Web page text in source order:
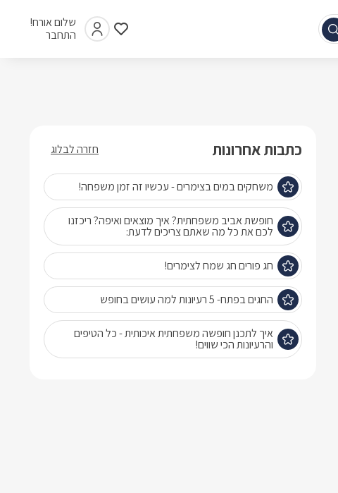
שלום אורח!
התחבר
כתבות אחרונות
משחקים במים בצימרים - עכשיו זה זמן משפחה!
חופשת אביב משפחתית? איך מוצאים ואיפה? ריכזנו
לכם את כל מה שאתם צריכים לדעת:
חג פורים חג שמח לצימרים!
החגים בפתח- 5 רעיונות למה עושים בחופש
איך לתכנן חופשה משפחתית איכותית - כל הטיפים
והרעיונות הכי שווים!
חזרה לבלוג